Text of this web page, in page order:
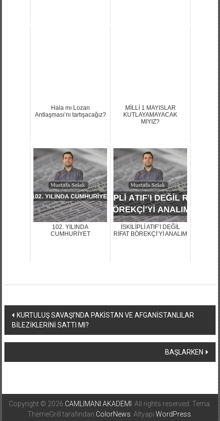
Hala mı Lozan
Antlaşması’nı tartışacağız?
MİLLİ 1 MAYISLAR
KUTLAYAMAYACAK
MIYIZ?
102. YILINDA
CUMHURİYET
İSKİLİPLİ ATIF’I DEĞİL
RİFAT BÖREKÇİ’Yİ ANALIM
Yazı
dolaşımı
KURTULUŞ SAVAŞI’NDA PAKİSTAN VE AFGANİSTANLILAR
BİLEZİKLERİNİ SATTI MI?
BAŞLARKEN
Copyright © 2026 CAMLIMANI AKADEMI
. All rights reserved. Tema:
ThemeGrill tarafından ColorNews . Altyapı WordPress